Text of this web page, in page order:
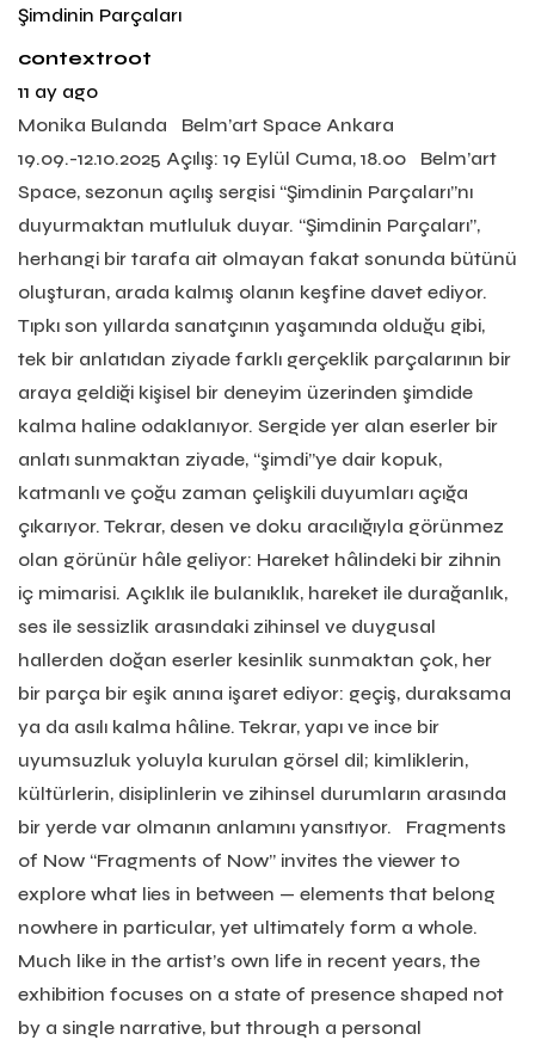
Şimdinin Parçaları
contextroot
11 ay ago
Monika Bulanda Belm’art Space Ankara
19.09.-12.10.2025 Açılış: 19 Eylül Cuma, 18.00 Belm’art
Space, sezonun açılış sergisi “Şimdinin Parçaları”nı
duyurmaktan mutluluk duyar. “Şimdinin Parçaları”,
herhangi bir tarafa ait olmayan fakat sonunda bütünü
oluşturan, arada kalmış olanın keşfine davet ediyor.
Tıpkı son yıllarda sanatçının yaşamında olduğu gibi,
tek bir anlatıdan ziyade farklı gerçeklik parçalarının bir
araya geldiği kişisel bir deneyim üzerinden şimdide
kalma haline odaklanıyor. Sergide yer alan eserler bir
anlatı sunmaktan ziyade, “şimdi”ye dair kopuk,
katmanlı ve çoğu zaman çelişkili duyumları açığa
çıkarıyor. Tekrar, desen ve doku aracılığıyla görünmez
olan görünür hâle geliyor: Hareket hâlindeki bir zihnin
iç mimarisi. Açıklık ile bulanıklık, hareket ile durağanlık,
ses ile sessizlik arasındaki zihinsel ve duygusal
hallerden doğan eserler kesinlik sunmaktan çok, her
bir parça bir eşik anına işaret ediyor: geçiş, duraksama
ya da asılı kalma hâline. Tekrar, yapı ve ince bir
uyumsuzluk yoluyla kurulan görsel dil; kimliklerin,
kültürlerin, disiplinlerin ve zihinsel durumların arasında
bir yerde var olmanın anlamını yansıtıyor. Fragments
of Now “Fragments of Now” invites the viewer to
explore what lies in between — elements that belong
nowhere in particular, yet ultimately form a whole.
Much like in the artist’s own life in recent years, the
exhibition focuses on a state of presence shaped not
by a single narrative, but through a personal